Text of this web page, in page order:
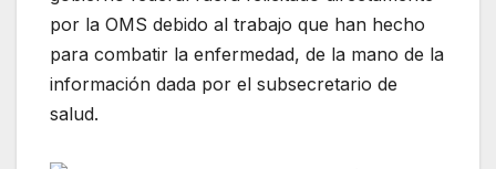
por la OMS debido al trabajo que han hecho
para combatir la enfermedad, de la mano de la
información dada por el subsecretario de
salud.